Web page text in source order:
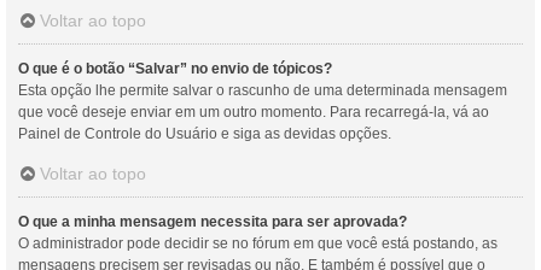
Voltar ao topo
O que é o botão “Salvar” no envio de tópicos?
Esta opção lhe permite salvar o rascunho de uma determinada mensagem
que você deseje enviar em um outro momento. Para recarregá-la, vá ao
Painel de Controle do Usuário e siga as devidas opções.
Voltar ao topo
O que a minha mensagem necessita para ser aprovada?
O administrador pode decidir se no fórum em que você está postando, as
mensagens precisem ser revisadas ou não. E também é possível que o